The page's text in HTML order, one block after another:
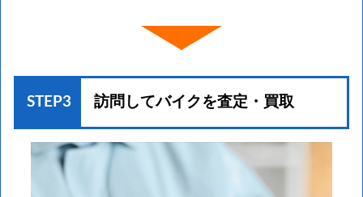
STEP3 訪問してバイクを査定・買取